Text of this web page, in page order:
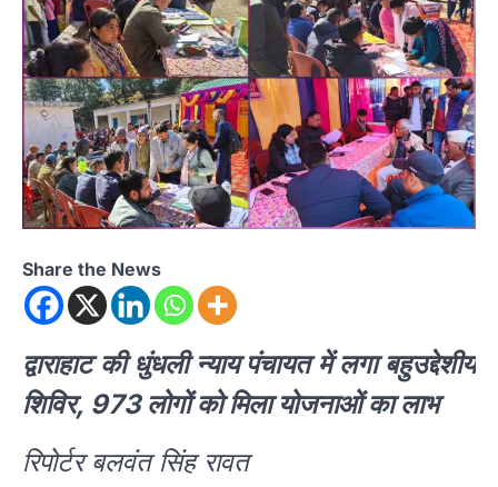
Share the News
द्वाराहाट की धुंधली न्याय पंचायत में लगा बहुउद्देशीय
शिविर, 973 लोगों को मिला योजनाओं का लाभ
रिपोर्टर बलवंत सिंह रावत